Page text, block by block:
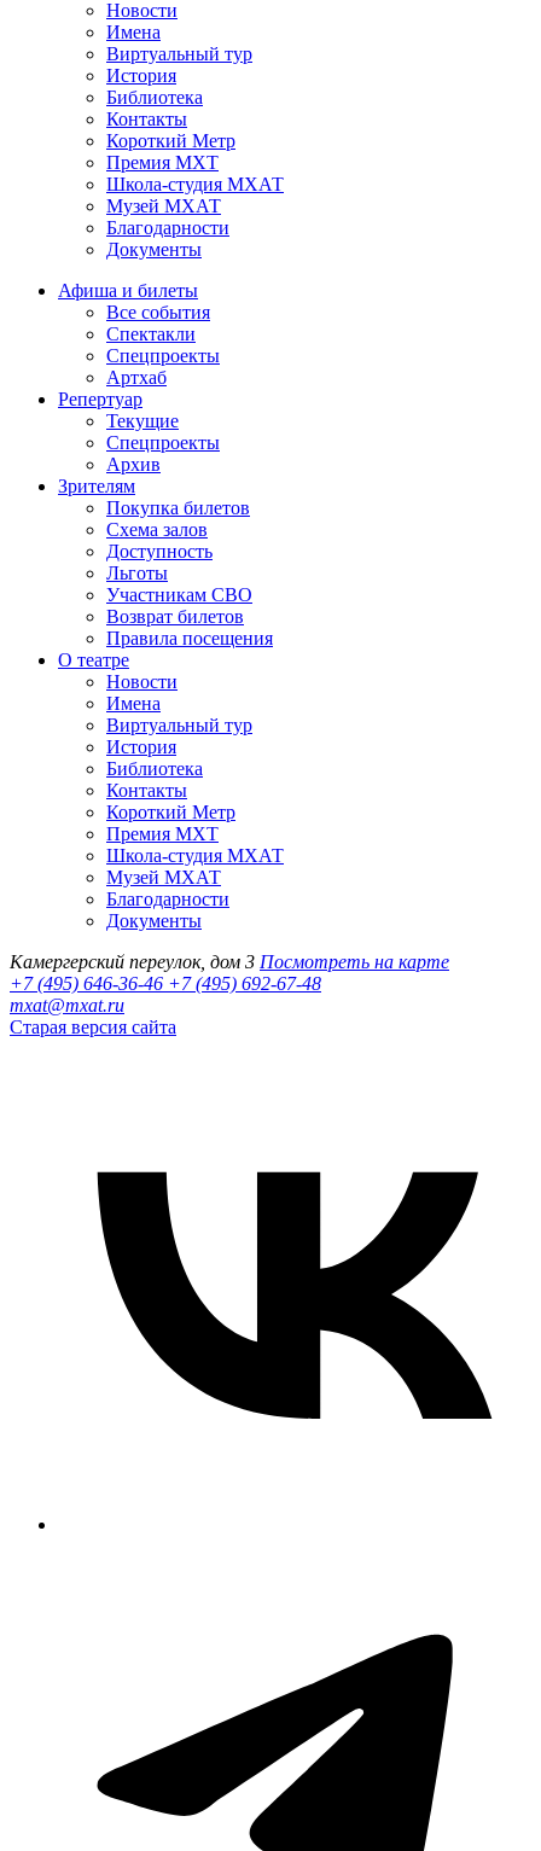
Новости
Имена
Виртуальный тур
История
Библиотека
Контакты
Короткий Метр
Премия МХТ
Школа-студия МХАТ
Музей МХАТ
Благодарности
Документы
Афиша и билеты
Все события
Спектакли
Спецпроекты
Артхаб
Репертуар
Текущие
Спецпроекты
Архив
Зрителям
Покупка билетов
Схема залов
Доступность
Льготы
Участникам СВО
Возврат билетов
Правила посещения
О театре
Новости
Имена
Виртуальный тур
История
Библиотека
Контакты
Короткий Метр
Премия МХТ
Школа-студия МХАТ
Музей МХАТ
Благодарности
Документы
Камергерский переулок, дом 3 Посмотреть на карте
+7 (495) 646-36-46 +7 (495) 692-67-48‬
mxat@mxat.ru
Старая версия сайта